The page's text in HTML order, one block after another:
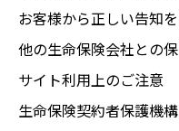
お客様から正しい告知
他の生命保険会社との
サイト利用上のご注意
生命保険契約者保護機